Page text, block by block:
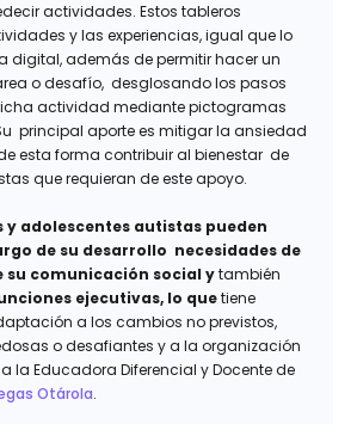
actividades. Estos tableros
y las experiencias, igual que lo
digital, además de permitir hacer un
o desafío, desglosando los pasos
actividad mediante pictogramas
principal aporte es mitigar la ansiedad
esta forma contribuir al bienestar de
que requieran de este apoyo.
y adolescentes autistas pueden
de su desarrollo necesidades de
su comunicación social ytambién
ejecutivas, lo quetiene
a los cambios no previstos,
o desafiantes y a la organización
la Educadora Diferencial y Docente de
Otárola.